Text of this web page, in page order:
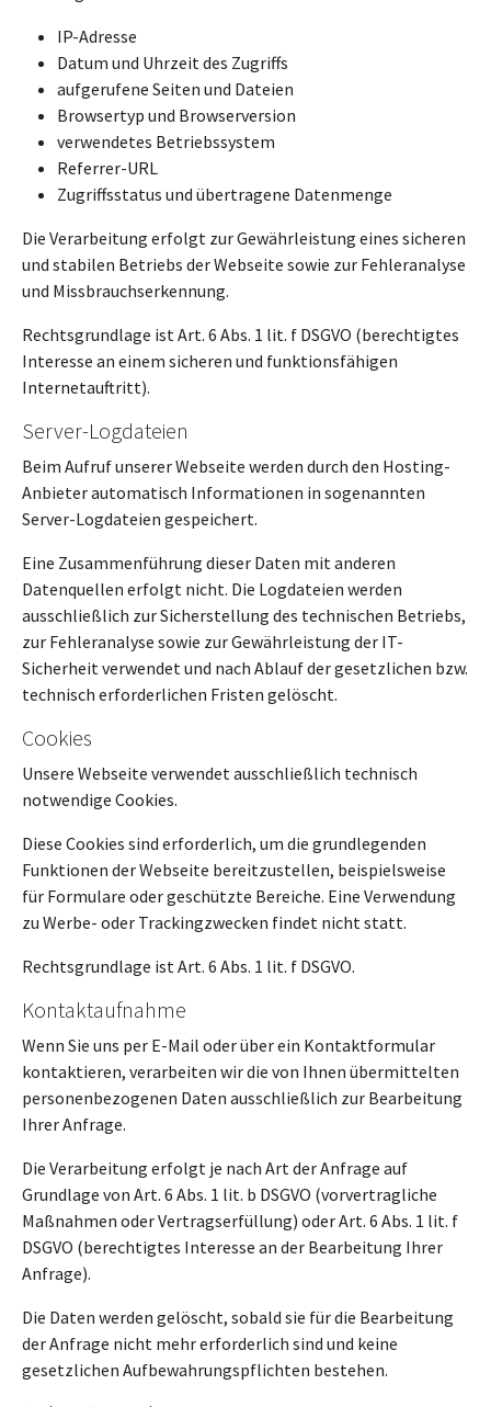
IP-Adresse
Datum und Uhrzeit des Zugriffs
aufgerufene Seiten und Dateien
Browsertyp und Browserversion
verwendetes Betriebssystem
Referrer-URL
Zugriffsstatus und übertragene Datenmenge
Die Verarbeitung erfolgt zur Gewährleistung eines sicheren
und stabilen Betriebs der Webseite sowie zur Fehleranalyse
und Missbrauchserkennung.
Rechtsgrundlage ist Art. 6 Abs. 1 lit. f DSGVO (berechtigtes
Interesse an einem sicheren und funktionsfähigen
Internetauftritt).
Server-Logdateien
Beim Aufruf unserer Webseite werden durch den Hosting-
Anbieter automatisch Informationen in sogenannten
Server-Logdateien gespeichert.
Eine Zusammenführung dieser Daten mit anderen
Datenquellen erfolgt nicht. Die Logdateien werden
ausschließlich zur Sicherstellung des technischen Betriebs,
zur Fehleranalyse sowie zur Gewährleistung der IT-
Sicherheit verwendet und nach Ablauf der gesetzlichen bzw.
technisch erforderlichen Fristen gelöscht.
Cookies
Unsere Webseite verwendet ausschließlich technisch
notwendige Cookies.
Diese Cookies sind erforderlich, um die grundlegenden
Funktionen der Webseite bereitzustellen, beispielsweise
für Formulare oder geschützte Bereiche. Eine Verwendung
zu Werbe- oder Trackingzwecken findet nicht statt.
Rechtsgrundlage ist Art. 6 Abs. 1 lit. f DSGVO.
Kontaktaufnahme
Wenn Sie uns per E-Mail oder über ein Kontaktformular
kontaktieren, verarbeiten wir die von Ihnen übermittelten
personenbezogenen Daten ausschließlich zur Bearbeitung
Ihrer Anfrage.
Die Verarbeitung erfolgt je nach Art der Anfrage auf
Grundlage von Art. 6 Abs. 1 lit. b DSGVO (vorvertragliche
Maßnahmen oder Vertragserfüllung) oder Art. 6 Abs. 1 lit. f
DSGVO (berechtigtes Interesse an der Bearbeitung Ihrer
Anfrage).
Die Daten werden gelöscht, sobald sie für die Bearbeitung
der Anfrage nicht mehr erforderlich sind und keine
gesetzlichen Aufbewahrungspflichten bestehen.